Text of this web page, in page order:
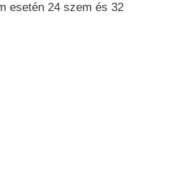
esetén 24 szem és 32